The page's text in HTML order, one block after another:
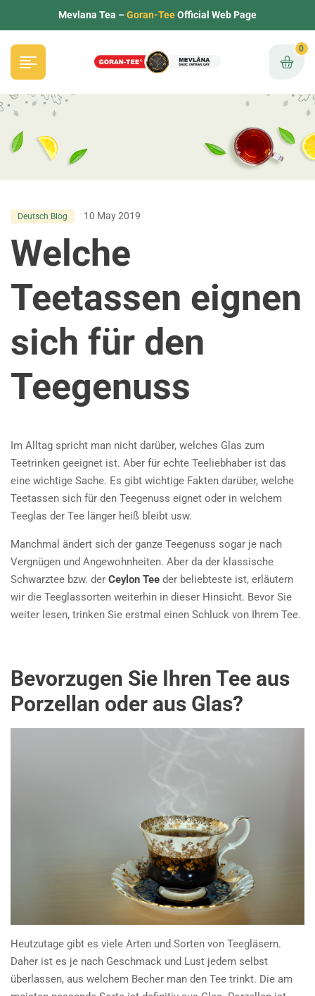
Mevlana Tea –Goran-TeeOfficial Web Page
0
Deutsch Blog 10 May 2019
Welche
Teetassen eignen
sich für den
Teegenuss
Im Alltag spricht man nicht darüber, welches Glas zum
Teetrinken geeignet ist. Aber für echte Teeliebhaber ist das
eine wichtige Sache. Es gibt wichtige Fakten darüber, welche
Teetassen sich für den Teegenuss eignet oder in welchem
Teeglas der Tee länger heiß bleibt usw.
Manchmal ändert sich der ganze Teegenuss sogar je nach
Vergnügen und Angewohnheiten. Aber da der klassische
Schwarztee bzw. der Ceylon Tee der beliebteste ist, erläutern
wir die Teeglassorten weiterhin in dieser Hinsicht. Bevor Sie
weiter lesen, trinken Sie erstmal einen Schluck von Ihrem Tee.
Bevorzugen Sie Ihren Tee aus
Porzellan oder aus Glas?
Heutzutage gibt es viele Arten und Sorten von Teegläsern.
Daher ist es je nach Geschmack und Lust jedem selbst
überlassen, aus welchem Becher man den Tee trinkt. Die am